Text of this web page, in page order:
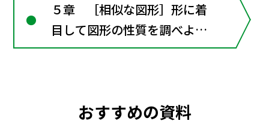
５章 ［相似な図形］形に着
目して図形の性質を調べよう
（章全体にかかわる資料）
おすすめの資料